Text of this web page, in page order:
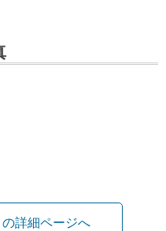
の詳細ページへ